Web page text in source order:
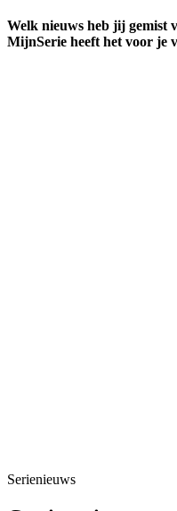
Welk nieuws heb jij gemist
MijnSerie heeft het voor je
Serienieuws